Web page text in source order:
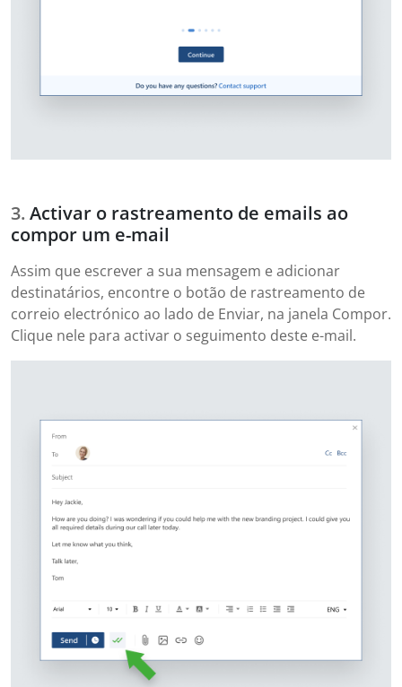
Activar o rastreamento de emails ao
compor um e-mail
Assim que escrever a sua mensagem e adicionar
destinatários, encontre o botão de rastreamento de
correio electrónico ao lado de Enviar, na janela Compor.
Clique nele para activar o seguimento deste e-mail.